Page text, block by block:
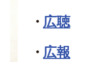
広聴
広報